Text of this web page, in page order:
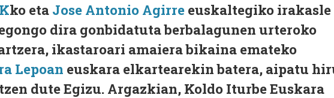
ko eta Jose Antonio Agirre euskaltegiko irakasle
dira gonbidatuta berbalagunen urteroko
ikastaroari amaiera bikaina emateko
Lepoan euskara elkartearekin batera, aipatu
dute Egizu. Argazkian, Koldo Iturbe Euskara